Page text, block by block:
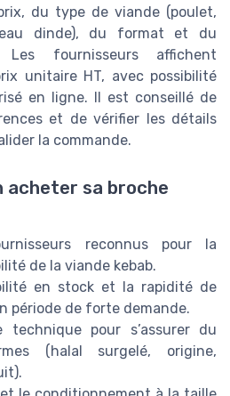
du type de viande (poulet,
dinde), du format et du
Les fournisseurs affichent
unitaire HT, avec possibilité
en ligne. Il est conseillé de
et de vérifier les détails
la commande.
acheter sa broche
reconnus pour la
de la viande kebab.
en stock et la rapidité de
période de forte demande.
technique pour s’assurer du
(halal surgelé, origine,